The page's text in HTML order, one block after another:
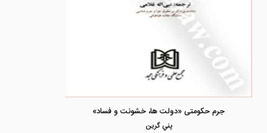
جرم حکومتی «دولت ها، خشونت و فساد»
پني گرين